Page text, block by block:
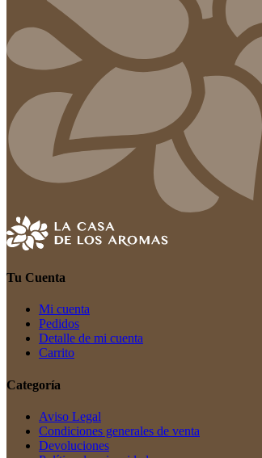
Tu Cuenta
Mi cuenta
Pedidos
Detalle de mi cuenta
Carrito
Categoría
Aviso Legal
Condiciones generales de venta
Devoluciones